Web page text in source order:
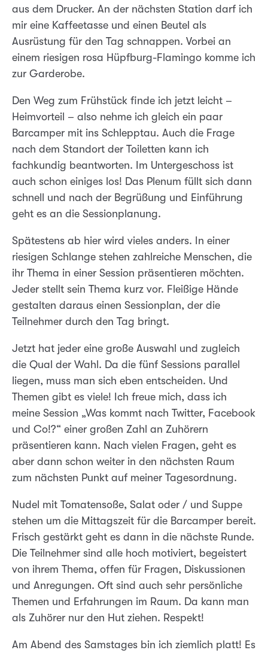
aus dem Drucker. An der nächsten Station darf ich
mir eine Kaffeetasse und einen Beutel als
Ausrüstung für den Tag schnappen. Vorbei an
einem riesigen rosa Hüpfburg-Flamingo komme ich
zur Garderobe.
Den Weg zum Frühstück finde ich jetzt leicht –
Heimvorteil – also nehme ich gleich ein paar
Barcamper mit ins Schlepptau. Auch die Frage
nach dem Standort der Toiletten kann ich
fachkundig beantworten. Im Untergeschoss ist
auch schon einiges los! Das Plenum füllt sich dann
schnell und nach der Begrüßung und Einführung
geht es an die Sessionplanung.
Spätestens ab hier wird vieles anders. In einer
riesigen Schlange stehen zahlreiche Menschen, die
ihr Thema in einer Session präsentieren möchten.
Jeder stellt sein Thema kurz vor. Fleißige Hände
gestalten daraus einen Sessionplan, der die
Teilnehmer durch den Tag bringt.
Jetzt hat jeder eine große Auswahl und zugleich
die Qual der Wahl. Da die fünf Sessions parallel
liegen, muss man sich eben entscheiden. Und
Themen gibt es viele! Ich freue mich, dass ich
meine Session „Was kommt nach Twitter, Facebook
und Co!?“ einer großen Zahl an Zuhörern
präsentieren kann. Nach vielen Fragen, geht es
aber dann schon weiter in den nächsten Raum
zum nächsten Punkt auf meiner Tagesordnung.
Nudel mit Tomatensoße, Salat oder / und Suppe
stehen um die Mittagszeit für die Barcamper bereit.
Frisch gestärkt geht es dann in die nächste Runde.
Die Teilnehmer sind alle hoch motiviert, begeistert
von ihrem Thema, offen für Fragen, Diskussionen
und Anregungen. Oft sind auch sehr persönliche
Themen und Erfahrungen im Raum. Da kann man
als Zuhörer nur den Hut ziehen. Respekt!
Am Abend des Samstages bin ich ziemlich platt! Es